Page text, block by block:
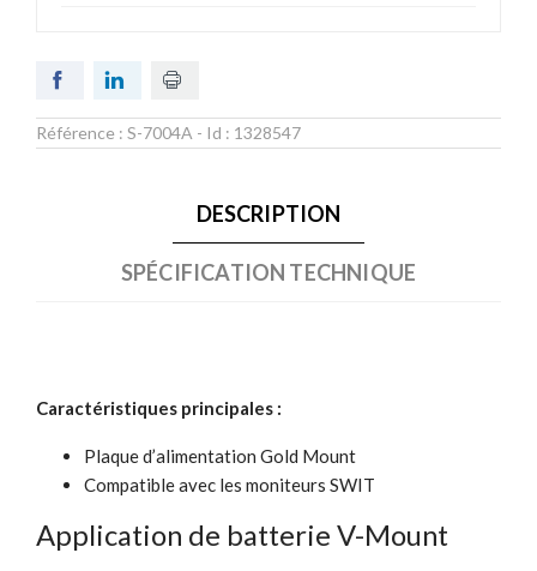
Référence : S-7004A - Id : 1328547
DESCRIPTION
SPÉCIFICATION TECHNIQUE
Caractéristiques principales :
Plaque d’alimentation Gold Mount
Compatible avec les moniteurs SWIT
Application de batterie V-Mount